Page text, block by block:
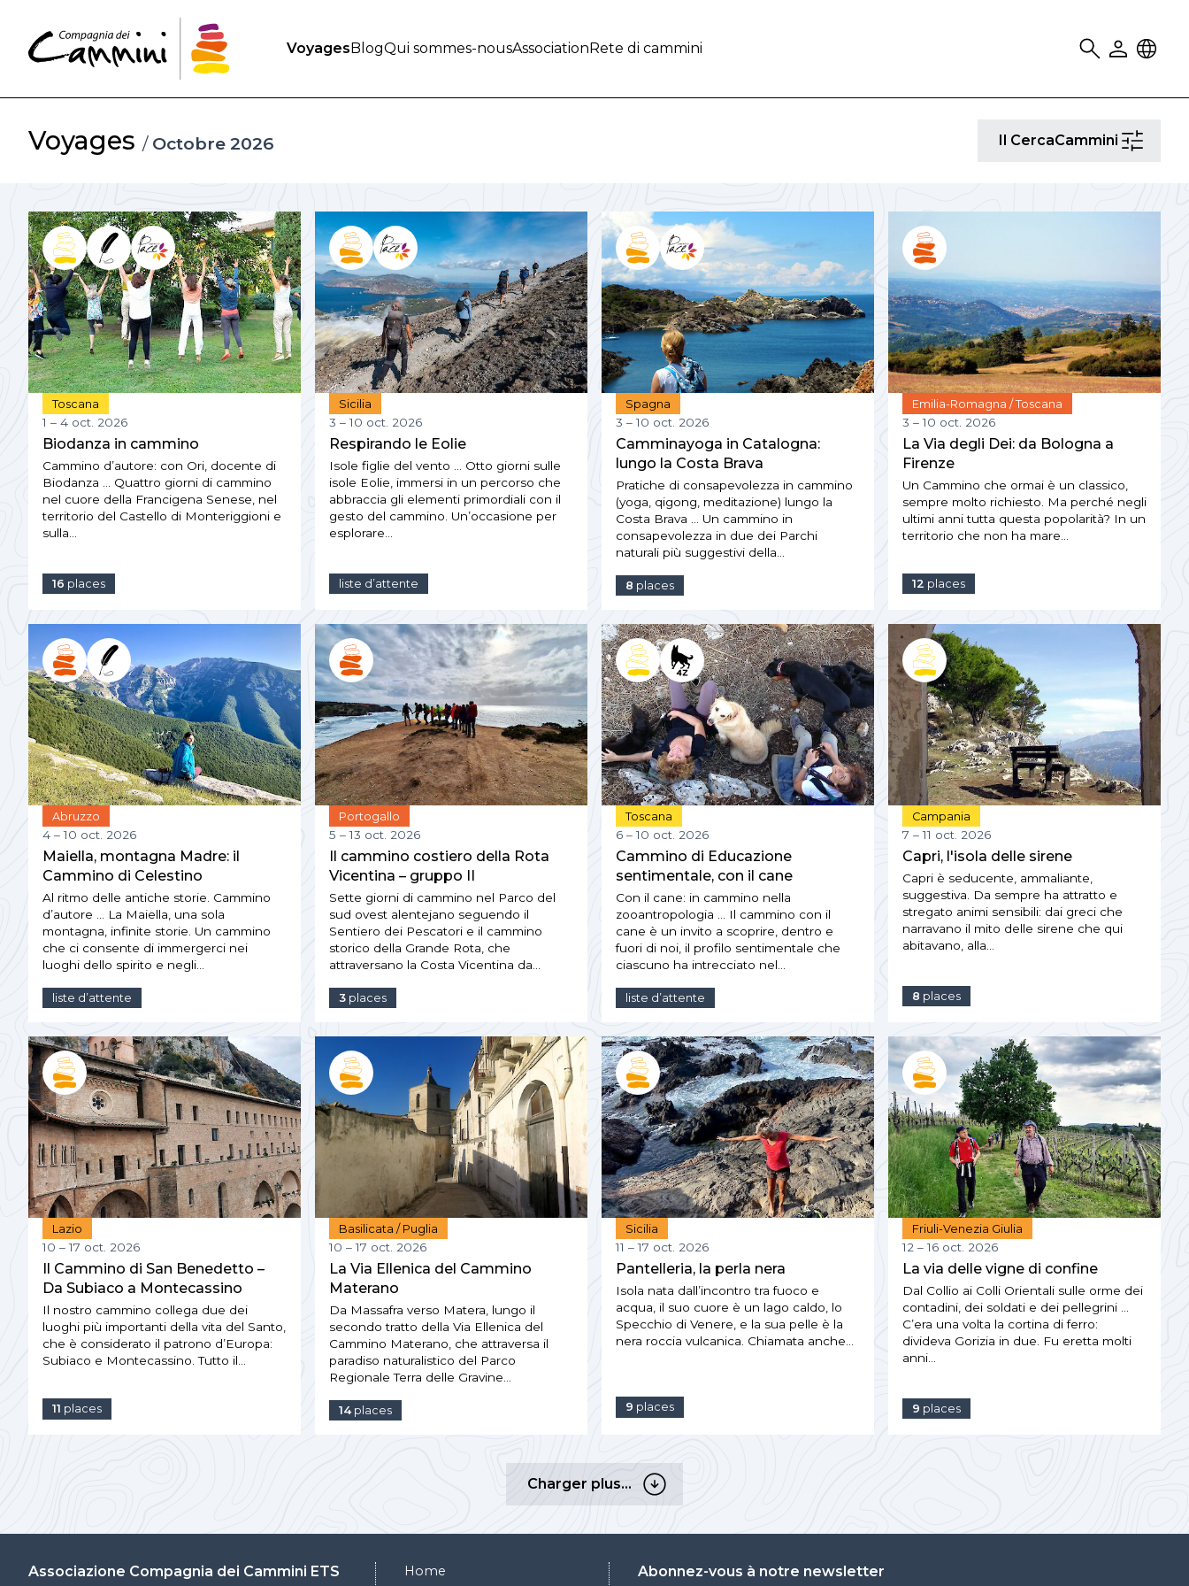
VoyagesBlogQui sommes-nousAssociationRete di cammini SearchUser Locale
Voyages / Octobre 2026 Il CercaCammini
Il
Toscana
1 – 4 oct. 2026
Biodanza in cammino
Cammino d’autore: con Ori, docente di
Biodanza … Quattro giorni di cammino
nel cuore della Francigena Senese, nel
territorio del Castello di Monteriggioni e
sulla…
16 places
Sicilia
3 – 10 oct. 2026
Respirando le Eolie
Isole figlie del vento … Otto giorni sulle
isole Eolie, immersi in un percorso che
abbraccia gli elementi primordiali con il
gesto del cammino. Un’occasione per
esplorare…
liste d’attente
Spagna
3 – 10 oct. 2026
Camminayoga in Catalogna:
lungo la Costa Brava
Pratiche di consapevolezza in cammino
(yoga, qigong, meditazione) lungo la
Costa Brava … Un cammino in
consapevolezza in due dei Parchi
naturali più suggestivi della…
8 places
Emilia-Romagna / Toscana
3 – 10 oct. 2026
La Via degli Dei: da Bologna a
Firenze
Un Cammino che ormai è un classico,
sempre molto richiesto. Ma perché negli
ultimi anni tutta questa popolarità? In un
territorio che non ha mare…
12 places
Abruzzo
4 – 10 oct. 2026
Maiella, montagna Madre: il
Cammino di Celestino
Al ritmo delle antiche storie. Cammino
d’autore … La Maiella, una sola
montagna, infinite storie. Un cammino
che ci consente di immergerci nei
luoghi dello spirito e negli…
liste d’attente
Portogallo
5 – 13 oct. 2026
Il cammino costiero della Rota
Vicentina – gruppo II
Sette giorni di cammino nel Parco del
sud ovest alentejano seguendo il
Sentiero dei Pescatori e il cammino
storico della Grande Rota, che
attraversano la Costa Vicentina da…
3 places
Toscana
6 – 10 oct. 2026
Cammino di Educazione
sentimentale, con il cane
Con il cane: in cammino nella
zooantropologia … Il cammino con il
cane è un invito a scoprire, dentro e
fuori di noi, il profilo sentimentale che
ciascuno ha intrecciato nel…
liste d’attente
Campania
7 – 11 oct. 2026
Capri, l'isola delle sirene
Capri è seducente, ammaliante,
suggestiva. Da sempre ha attratto e
stregato animi sensibili: dai greci che
narravano il mito delle sirene che qui
abitavano, alla…
8 places
Lazio
10 – 17 oct. 2026
Il Cammino di San Benedetto –
Da Subiaco a Montecassino
Il nostro cammino collega due dei
luoghi più importanti della vita del Santo,
che è considerato il patrono d’Europa:
Subiaco e Montecassino. Tutto il…
11 places
Basilicata / Puglia
10 – 17 oct. 2026
La Via Ellenica del Cammino
Materano
Da Massafra verso Matera, lungo il
secondo tratto della Via Ellenica del
Cammino Materano, che attraversa il
paradiso naturalistico del Parco
Regionale Terra delle Gravine…
14places
Sicilia
11 – 17 oct. 2026
Pantelleria, la perla nera
Isola nata dall’incontro tra fuoco e
acqua, il suo cuore è un lago caldo, lo
Specchio di Venere, e la sua pelle è la
nera roccia vulcanica. Chiamata anche…
9 places
Friuli-Venezia Giulia
12 – 16 oct. 2026
La via delle vigne di confine
Dal Collio ai Colli Orientali sulle orme dei
contadini, dei soldati e dei pellegrini …
C’era una volta la cortina di ferro:
divideva Gorizia in due. Fu eretta molti
anni…
9 places
Charger plus…
Charger
plus…
Associazione Compagnia dei Cammini ETS Home Abonnez-vous à notre newsletter